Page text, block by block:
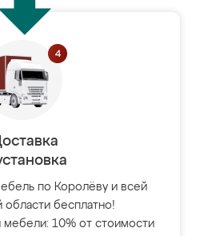
по Королёву и всей
области бесплатно!
10% от стоимости